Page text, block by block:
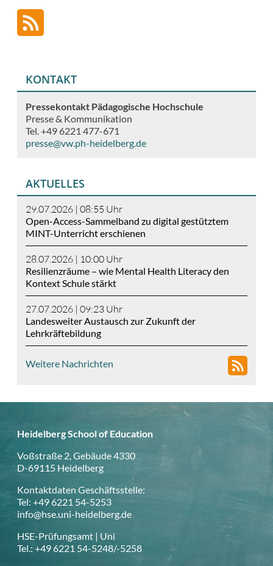
KONTAKT
Pressekontakt Pädagogische Hochschule
Presse & Kommunikation
Tel. +49 6221 477-671
presse@vw.ph-heidelberg.de
AKTUELLES
29.07.2026 | 08:55 Uhr
Open-Access-Sammelband zu digital gestütztem
MINT-Unterricht erschienen
28.07.2026 | 10:00 Uhr
Resilienzräume – wie Mental Health Literacy den
Kontext Schule stärkt
27.07.2026 | 09:23 Uhr
Landesweiter Austausch zur Zukunft der
Lehrkräftebildung
Weitere Nachrichten
Heidelberg School of Education
Voßstraße 2, Gebäude 4330
D-69115 Heidelberg
Kontaktdaten Geschäftsstelle:
Tel: +49 6221 54-5253
info@hse.uni-heidelberg.de
HSE-Prüfungsamt | Uni
Tel.: +49 6221 54-5248/-5258